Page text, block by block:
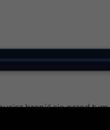
bronić się przed
to akt